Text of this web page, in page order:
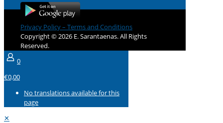
Privacy Policy – Terms and Conditions
Copyright © 2026 E. Sarantaenas. All Rights
Reserved.
0
€0,00
No translations available for this
page
✕